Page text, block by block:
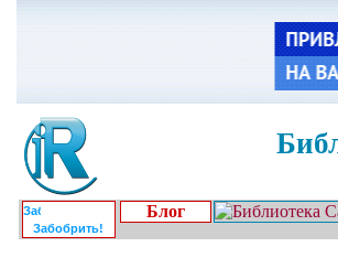
Забобрить!
Блог